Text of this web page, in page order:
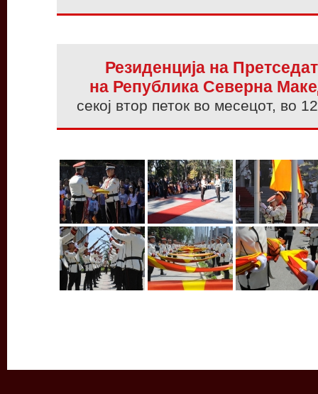
Резиденција на
на Република Северна
секој втор петок во месецот, во